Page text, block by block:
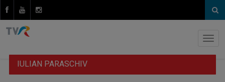
IULIAN PARASCHIV